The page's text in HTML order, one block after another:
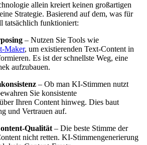
allein kreiert keinen großartigen
Strategie. Basierend auf dem, was für
tatsächlich funktioniert:
– Nutzen Sie Tools wie
Maker, um existierenden Text-Content in
Es ist der schnellste Weg, eine
aufzubauen.
– Ob man KI-Stimmen nutzt
Sie konsistente
Ihren Content hinweg. Dies baut
und Vertrauen auf.
Qualität – Die beste Stimme der
nicht retten. KI-Stimmengenerierung